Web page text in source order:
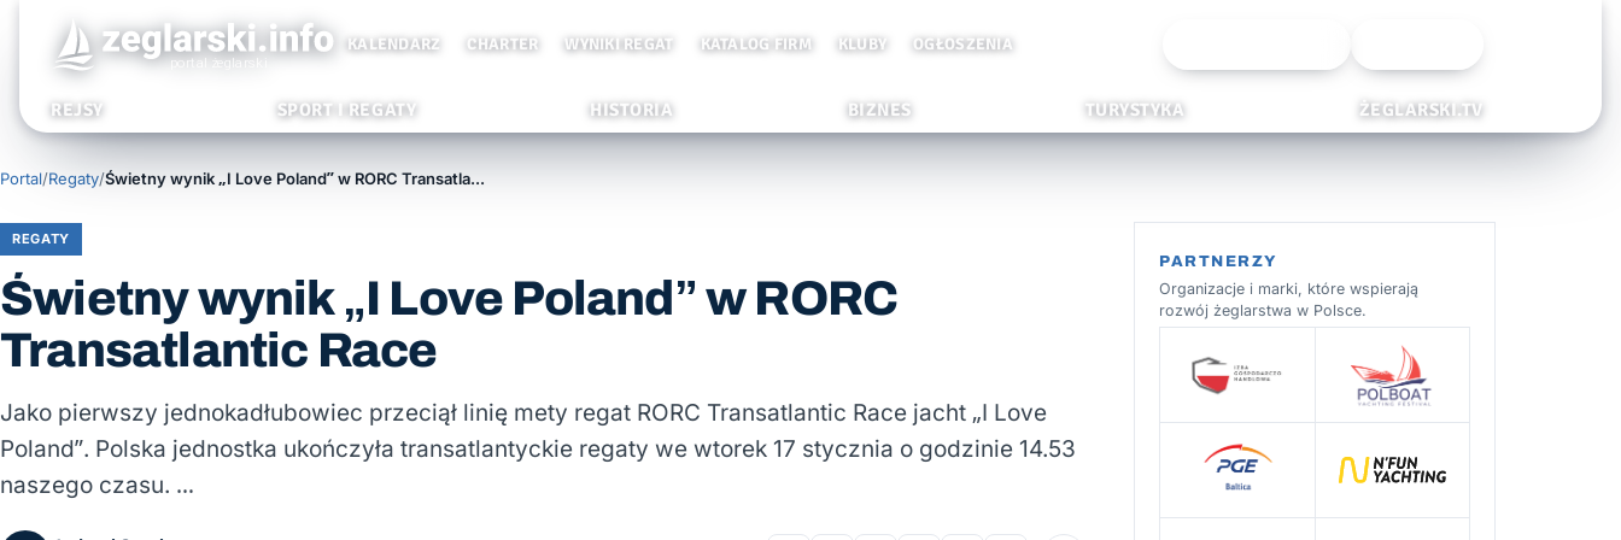
KALENDARZ CHARTER WYNIKI REGAT KATALOG FIRM KLUBY OGŁOSZENIA
REJSY SPORT I REGATY HISTORIA BIZNES TURYSTYKA ŻEGLARSKI.TV
Portal/Regaty/ Świetny wynik „I Love Poland” w RORC Transatlantic Race
REGATY
Świetny wynik „I Love Poland” w RORC
Transatlantic Race
Jako pierwszy jednokadłubowiec przeciął linię mety regat RORC Transatlantic Race jacht „I Love
Poland”. Polska jednostka ukończyła transatlantyckie regaty we wtorek 17 stycznia o godzinie 14.53
naszego czasu. …
PARTNERZY
Organizacje i marki, które wspierają
rozwój żeglarstwa w Polsce.